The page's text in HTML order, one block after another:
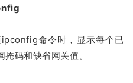
命令时，显示每个已
码和缺省网关值。